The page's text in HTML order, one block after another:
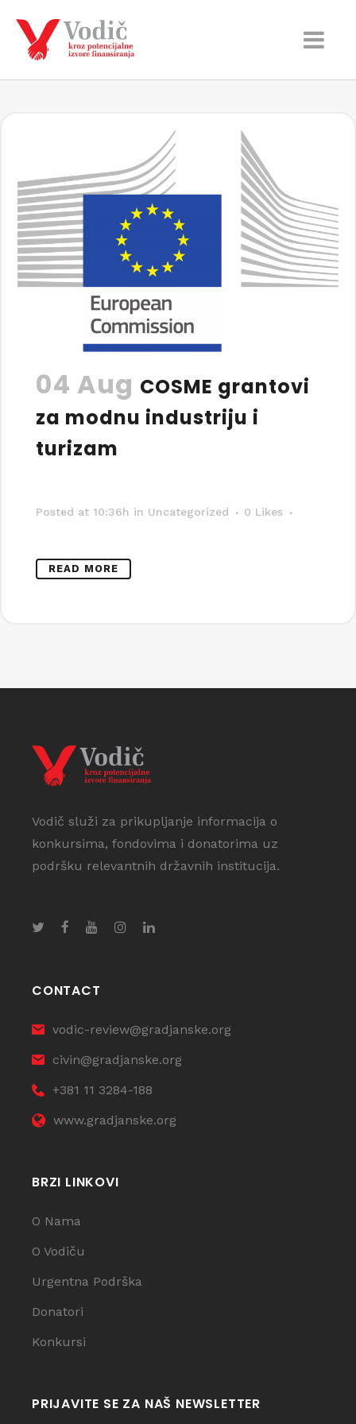
04 Aug COSME grantovi
za modnu industriju i
turizam
Posted at 10:36h in Uncategorized 0 Likes
READ MORE
Vodič služi za prikupljanje informacija o
konkursima, fondovima i donatorima uz
podršku relevantnih državnih institucija.
CONTACT
vodic-review@gradjanske.org
civin@gradjanske.org
+381 11 3284-188
www.gradjanske.org
BRZI LINKOVI
O Nama
O Vodiču
Urgentna Podrška
Donatori
Konkursi
PRIJAVITE SE ZA NAŠ NEWSLETTER